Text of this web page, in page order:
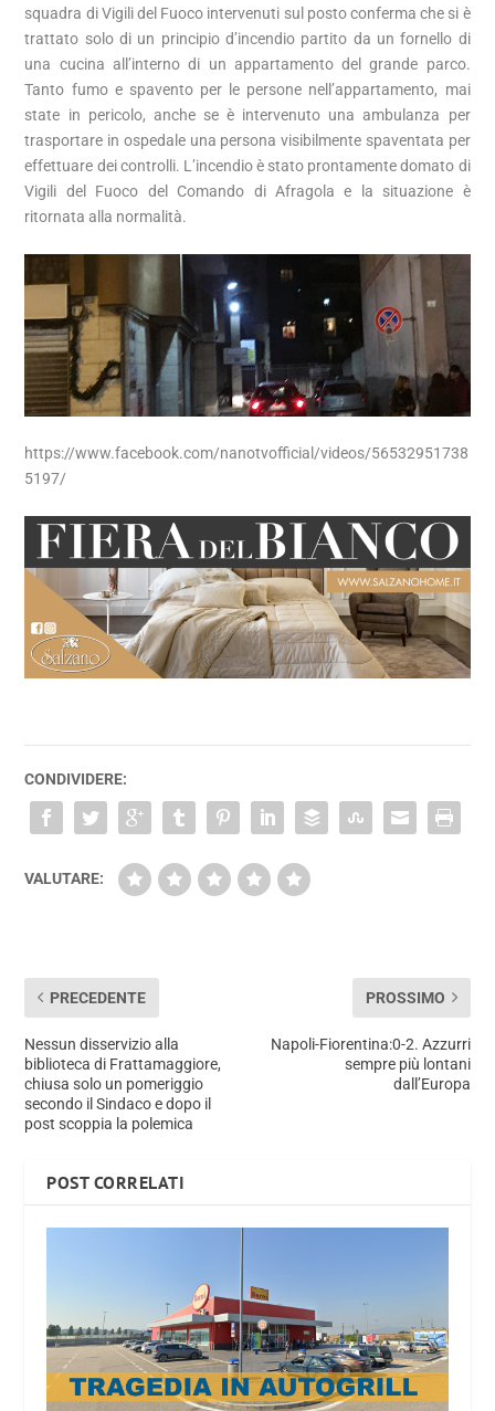
squadra di Vigili del Fuoco intervenuti sul posto conferma che si è
trattato solo di un principio d’incendio partito da un fornello di
una cucina all’interno di un appartamento del grande parco.
Tanto fumo e spavento per le persone nell’appartamento, mai
state in pericolo, anche se è intervenuto una ambulanza per
trasportare in ospedale una persona visibilmente spaventata per
effettuare dei controlli. L’incendio è stato prontamente domato di
Vigili del Fuoco del Comando di Afragola e la situazione è
ritornata alla normalità.
https://www.facebook.com/nanotvofficial/videos/56532951738
5197/
CONDIVIDERE:
VALUTARE:
PRECEDENTE
Nessun disservizio alla
biblioteca di Frattamaggiore,
chiusa solo un pomeriggio
secondo il Sindaco e dopo il
post scoppia la polemica
PROSSIMO
Napoli-Fiorentina:0-2. Azzurri
sempre più lontani
dall’Europa
POST CORRELATI